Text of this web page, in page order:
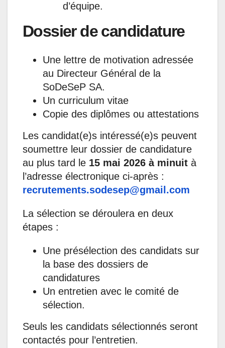
d’équipe.
Dossier de candidature
Une lettre de motivation adressée
au Directeur Général de la
SoDeSeP SA.
Un curriculum vitae
Copie des diplômes ou attestations
Les candidat(e)s intéressé(e)s peuvent
soumettre leur dossier de candidature
au plus tard le 15 mai 2026 à minuit à
l’adresse électronique ci-après :
recrutements.sodesep@gmail.com
La sélection se déroulera en deux
étapes :
Une présélection des candidats sur
la base des dossiers de
candidatures
Un entretien avec le comité de
sélection.
Seuls les candidats sélectionnés seront
contactés pour l’entretien.